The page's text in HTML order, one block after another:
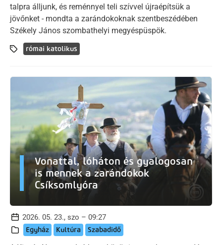
talpra álljunk, és reménnyel teli szívvel újraépítsük a
jövőnket - mondta a zarándokoknak szentbeszédében
Székely János szombathelyi megyéspüspök.
római katolikus
Vonattal, lóháton és gyalogosan
is mennek a zarándokok
Csíksomlyóra
2026. 05. 23., szo – 09:27
Egyház Kultúra Szabadidő